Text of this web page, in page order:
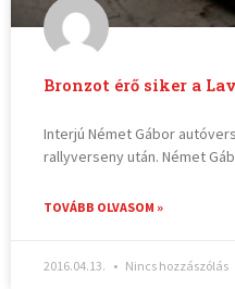
Bronzot érő siker a
Interjú Német Gábor
rallyverseny után. Német
TOVÁBB OLVASOM »
2016.04.13. Nincs hozzászólás